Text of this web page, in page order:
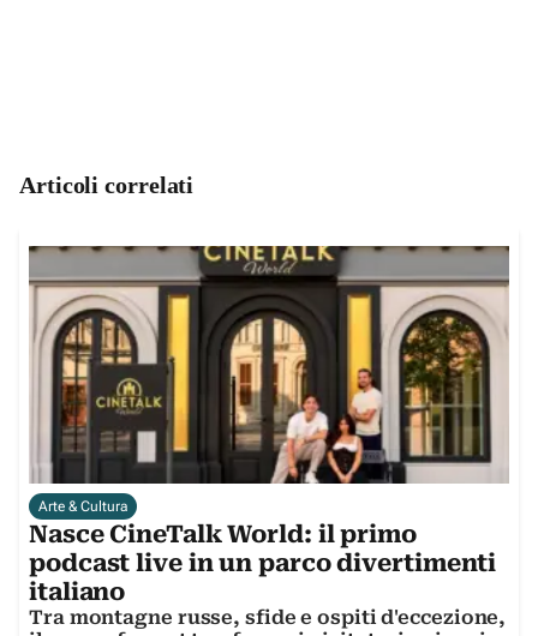
Articoli correlati
Arte & Cultura
Nasce CineTalk World: il primo
podcast live in un parco divertimenti
italiano
Tra montagne russe, sfide e ospiti d'eccezione,